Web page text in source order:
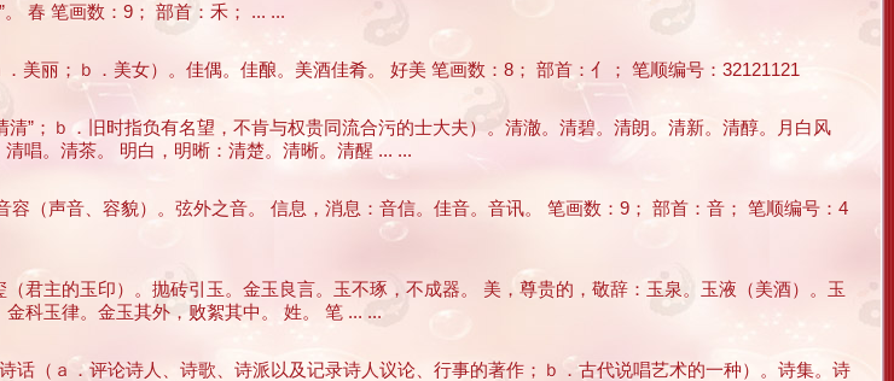
春 笔画数：9； 部首：禾； ... ...
美丽；ｂ．美女）。佳偶。佳酿。美酒佳肴。 好美 笔画数：8； 部首：亻； 笔顺编号：32121121
”；ｂ．旧时指负有名望，不肯与权贵同流合污的士大夫）。清澈。清碧。清朗。清新。清醇。月白风
唱。清茶。 明白，明晰：清楚。清晰。清醒 ... ...
（声音、容貌）。弦外之音。 信息，消息：音信。佳音。音讯。 笔画数：9； 部首：音； 笔顺编号：4
君主的玉印）。抛砖引玉。金玉良言。玉不琢，不成器。 美，尊贵的，敬辞：玉泉。玉液（美酒）。玉
科玉律。金玉其外，败絮其中。 姓。 笔 ... ...
（ａ．评论诗人、诗歌、诗派以及记录诗人议论、行事的著作；ｂ．古代说唱艺术的一种）。诗集。诗